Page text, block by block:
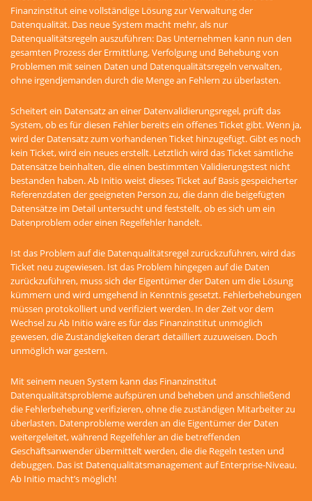
Finanzinstitut eine vollständige Lösung zur Verwaltung der
Datenqualität. Das neue System macht mehr, als nur
Datenqualitätsregeln auszuführen: Das Unternehmen kann nun den
gesamten Prozess der Ermittlung, Verfolgung und Behebung von
Problemen mit seinen Daten und Datenqualitätsregeln verwalten,
ohne irgendjemanden durch die Menge an Fehlern zu überlasten.
Scheitert ein Datensatz an einer Datenvalidierungsregel, prüft das
System, ob es für diesen Fehler bereits ein offenes Ticket gibt. Wenn ja,
wird der Datensatz zum vorhandenen Ticket hinzugefügt. Gibt es noch
kein Ticket, wird ein neues erstellt. Letztlich wird das Ticket sämtliche
Datensätze beinhalten, die einen bestimmten Validierungstest nicht
bestanden haben. Ab Initio weist dieses Ticket auf Basis gespeicherter
Referenzdaten der geeigneten Person zu, die dann die beigefügten
Datensätze im Detail untersucht und feststellt, ob es sich um ein
Datenproblem oder einen Regelfehler handelt.
Ist das Problem auf die Datenqualitätsregel zurückzuführen, wird das
Ticket neu zugewiesen. Ist das Problem hingegen auf die Daten
zurückzuführen, muss sich der Eigentümer der Daten um die Lösung
kümmern und wird umgehend in Kenntnis gesetzt. Fehlerbehebungen
müssen protokolliert und verifiziert werden. In der Zeit vor dem
Wechsel zu Ab Initio wäre es für das Finanzinstitut unmöglich
gewesen, die Zuständigkeiten derart detailliert zuzuweisen. Doch
unmöglich war gestern.
Mit seinem neuen System kann das Finanzinstitut
Datenqualitätsprobleme aufspüren und beheben und anschließend
die Fehlerbehebung verifizieren, ohne die zuständigen Mitarbeiter zu
überlasten. Datenprobleme werden an die Eigentümer der Daten
weitergeleitet, während Regelfehler an die betreffenden
Geschäftsanwender übermittelt werden, die die Regeln testen und
debuggen. Das ist Datenqualitätsmanagement auf Enterprise-Niveau.
Ab Initio macht’s möglich!